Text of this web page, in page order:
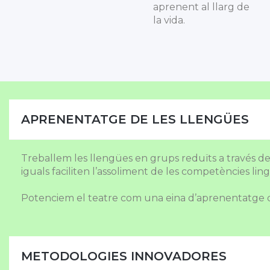
aprenent al llarg de
la vida.
APRENENTATGE DE LES LLENGÜES
Treballem les llengües en grups reduïts a través
iguals faciliten l’assoliment de les competències
Potenciem el teatre com una eina d’aprenentatge
METODOLOGIES INNOVADORES